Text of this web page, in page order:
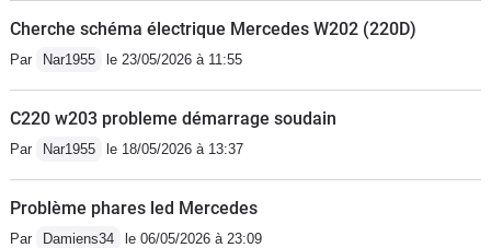
Cherche schéma électrique Mercedes W202 (220D)
Par Nar1955 le 23/05/2026 à 11:55
C220 w203 probleme démarrage soudain
Par Nar1955 le 18/05/2026 à 13:37
Problème phares led Mercedes
Par Damiens34 le 06/05/2026 à 23:09